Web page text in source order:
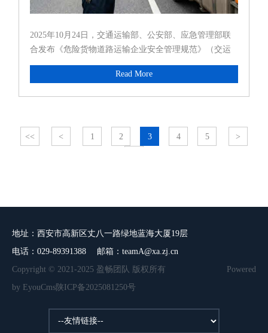
2025年10月24日，交通运输部、公安部、应急管理部联
合发布《危险货物道路运输企业安全管理规范》（交运
规〔2025〕6 号），自2025 年10 月24 日起施行。这是继
《危险货物道路运输安全管理办法》（2020 年施...
Read More
<< < 1 2 3 4 5 >
地址：西安市高新区丈八一路绿地蓝海大厦19层
电话：029-89391388 邮箱：teamA@xa.zj.cn
Copyright © 2021-2025 盈畅团队 版权所有
Powered
by EyouCms陕ICP备2025081250号